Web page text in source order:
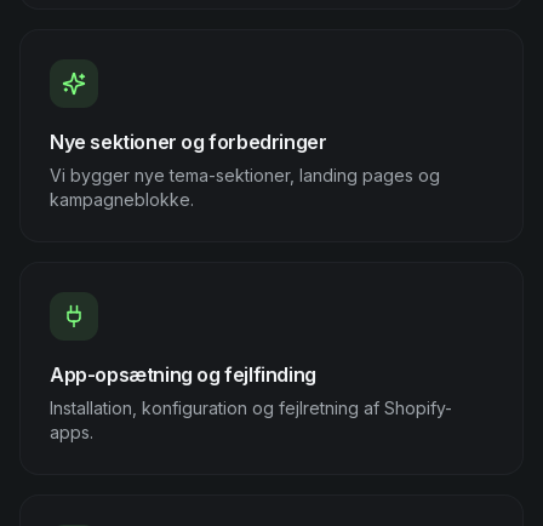
Nye sektioner og forbedringer
Vi bygger nye tema-sektioner, landing pages og
kampagneblokke.
App-opsætning og fejlfinding
Installation, konfiguration og fejlretning af Shopify-
apps.